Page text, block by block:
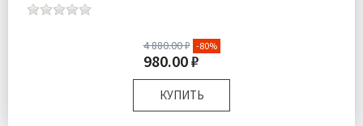
4 880.00 ₽ -80%
980.00 ₽
КУПИТЬ